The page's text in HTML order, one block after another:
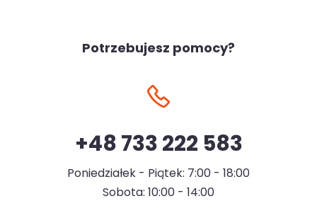
Potrzebujesz pomocy?
+48 733 222 583
Poniedziałek - Piątek: 7:00 - 18:00
Sobota: 10:00 - 14:00